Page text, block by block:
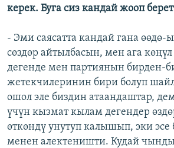
керек. Буга сиз кандай жооп
- Эми саясатта кандай гана өөдө-
сөздөр айтылбасын, мен ага
дегенде мен партиянын бирден-
жетекчилеринин бири болуп
ошол эле биздин атаандаштар,
үчүн кызмат кылам дегендер
өткөндү унутуп калышып, эки эсе
менен алектеништи. Кудай